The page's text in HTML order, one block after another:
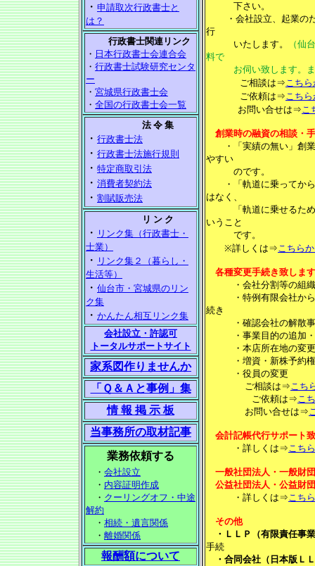
下さい。
・会社設立、起業のた
行
いたします。
（仙
料で
お伺い致します。ま
ご相談は⇒こち
ご依頼は⇒こち
お問い合せは⇒こ
創業時の融資の相談・
・「実績の無い」創
やすい
のです。
・
「軌道に乗ってか
はなく、
「軌道に乗せるため
いうこと
です。
※詳しくは⇒こちら
各種変更手続き致しま
・会社分割等の組織
・特例有限会社から
続き
・確認会社の解散
・事業目的の追加・
・本店所在地の変更
・増資・新株予約権
・ 役員の変更
ご相談は⇒こち
ご依頼は⇒こ
お問い合せは⇒
会計記帳代行サポート
・詳しくは⇒こち
一般社団法人・一般財
公益社団法人・公益財
・詳しくは⇒こち
その他
・ＬＬＰ（有限責任事
手続
・合同会社（日本版Ｌ
・ 申請取次行政書士と
は？
行政書士関連リンク
・ 日本行政書士会連合会
・ 行政書士試験研究センタ
ー
・ 宮城県行政書士会
・ 全国の行政書士会一覧
法 令 集
・ 行政書士法
・ 行政書士法施行規則
・ 特定商取引法
・ 消費者契約法
・ 割賦販売法
リ ン ク
・ リンク集（行政書士・
士業）
・ リンク集２（暮らし・
生活等）
・ 仙台市・宮城県のリン
ク集
・ かんたん相互リンク集
会社設立・許認可
トータルサポートサイト
家系図作りませんか
「Ｑ＆Ａと事例」集
情 報 掲 示 板
当事務所の取材記事
業務依頼する
・ 会社設立
・ 内容証明作成
・ クーリングオフ・中途
解約
・ 相続・遺言関係
・ 離婚関係
報酬額について